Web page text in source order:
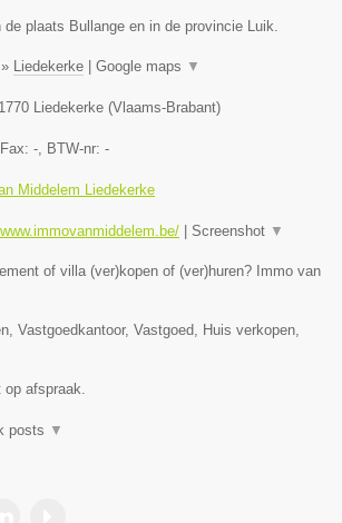
de plaats Bullange en in de provincie Luik.
» Liedekerke Google maps ▼
1770 Liedekerke (Vlaams-Brabant)
, Fax: - , BTW-nr: -
Middelem Liedekerke
Screenshot ▼
of villa (ver)kopen of (ver)huren? Immo van
Vastgoedkantoor, Vastgoed, Huis verkopen,
afspraak.
posts ▼